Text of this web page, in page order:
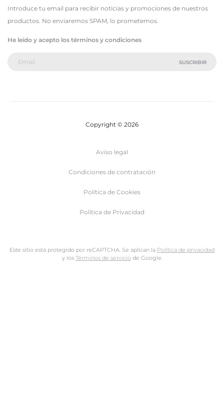
Introduce tu email para recibir noticias y promociones de nuestros
productos. No enviaremos SPAM, lo prometemos.
He leído y acepto los términos y condiciones
Copyright © 2026
Aviso legal
Condiciones de contratación
Política de Cookies
Politica de Privacidad
Este sitio está protegido por reCAPTCHA. Se aplican la Política de privacidad
y los Términos de serviciode Google.